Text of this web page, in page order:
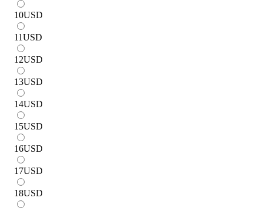
10USD
11USD
12USD
13USD
14USD
15USD
16USD
17USD
18USD